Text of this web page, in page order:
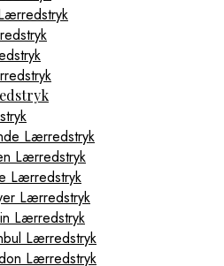
Lærredstryk
Lærredstryk
Lærredstryk
Lærredstryk
Lærredstryk
Lærredstryk
Lærredstryk